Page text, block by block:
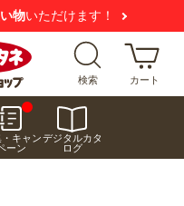
物いただけます！
検索 カート
キャン
ーン
デジタルカタ
ログ